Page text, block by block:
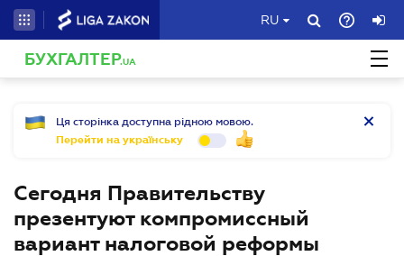
RU
БУХГАЛТЕР.UA
Ця сторінка доступна рідною мовою.
Перейти на українську
Сегодня Правительству
презентуют компромиссный
вариант налоговой реформы